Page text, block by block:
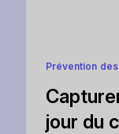
Prévention
jour du